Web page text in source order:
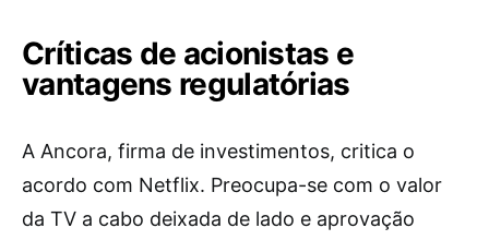
Críticas de acionistas e
vantagens regulatórias
A Ancora, firma de investimentos, critica o
acordo com Netflix. Preocupa-se com o valor
da TV a cabo deixada de lado e aprovação